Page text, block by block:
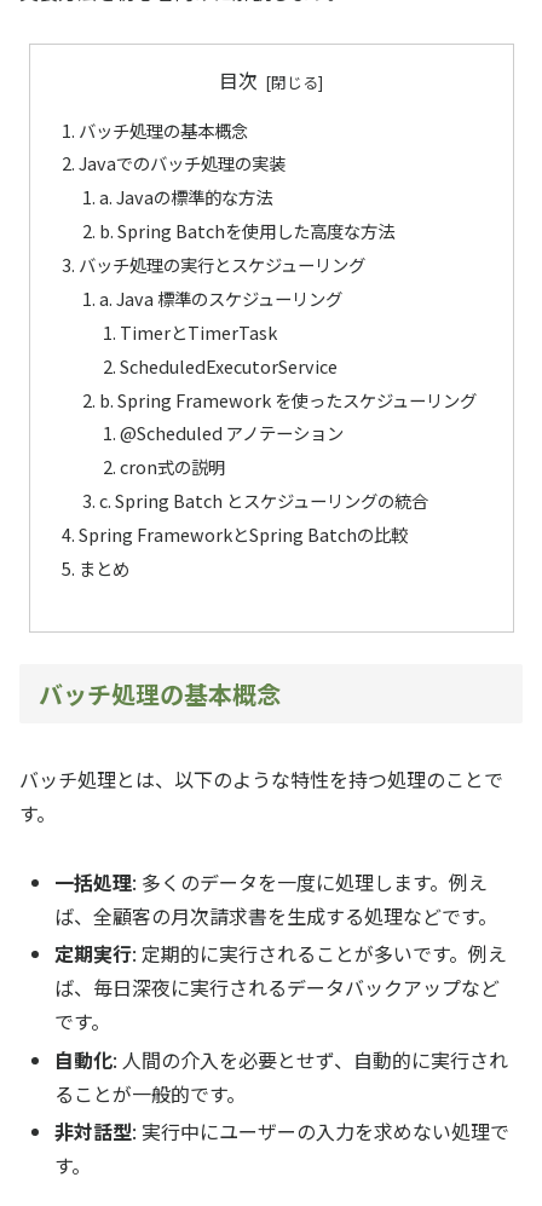
目次
バッチ処理の基本概念
Javaでのバッチ処理の実装
a. Javaの標準的な方法
b. Spring Batchを使用した高度な方法
バッチ処理の実行とスケジューリング
a. Java 標準のスケジューリング
TimerとTimerTask
ScheduledExecutorService
b. Spring Framework を使ったスケジューリング
@Scheduled アノテーション
cron式の説明
c. Spring Batch とスケジューリングの統合
Spring FrameworkとSpring Batchの比較
まとめ
バッチ処理の基本概念
バッチ処理とは、以下のような特性を持つ処理のことで
す。
一括処理: 多くのデータを一度に処理します。例え
ば、全顧客の月次請求書を生成する処理などです。
定期実行: 定期的に実行されることが多いです。例え
ば、毎日深夜に実行されるデータバックアップなど
です。
自動化: 人間の介入を必要とせず、自動的に実行され
ることが一般的です。
非対話型: 実行中にユーザーの入力を求めない処理で
す。